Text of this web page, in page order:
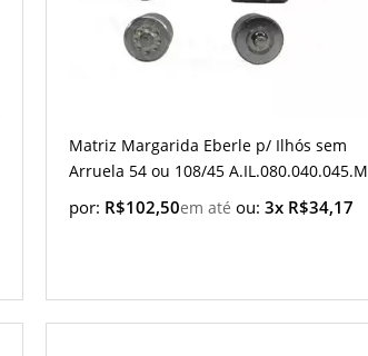
Matriz Margarida Eberle p/ Ilhós sem
Arruela 54 ou 108/45 A.IL.080.040.045.M
por: R$102,50 ou: 3x R$34,17